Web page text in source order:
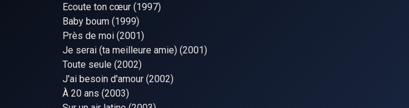
Ecoute ton cœur (1997)
Baby boum (1999)
Près de moi (2001)
Je serai (ta meilleure amie) (2001)
Toute seule (2002)
J'ai besoin d'amour (2002)
À 20 ans (2003)